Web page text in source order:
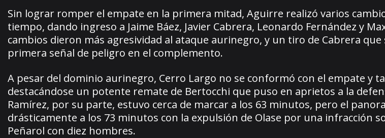
Sin lograr romper el empate en la primera mitad, Aguirre realizó varios
tiempo, dando ingreso a Jaime Báez, Javier Cabrera, Leonardo Fernández y
cambios dieron más agresividad al ataque aurinegro, y un tiro de Cabrera que
primera señal de peligro en el complemento.
A pesar del dominio aurinegro, Cerro Largo no se conformó con el empate y
destacándose un potente remate de Bertocchi que puso en aprietos a la
Ramírez, por su parte, estuvo cerca de marcar a los 63 minutos, pero el
drásticamente a los 73 minutos con la expulsión de Olase por una infracción
Peñarol con diez hombres.